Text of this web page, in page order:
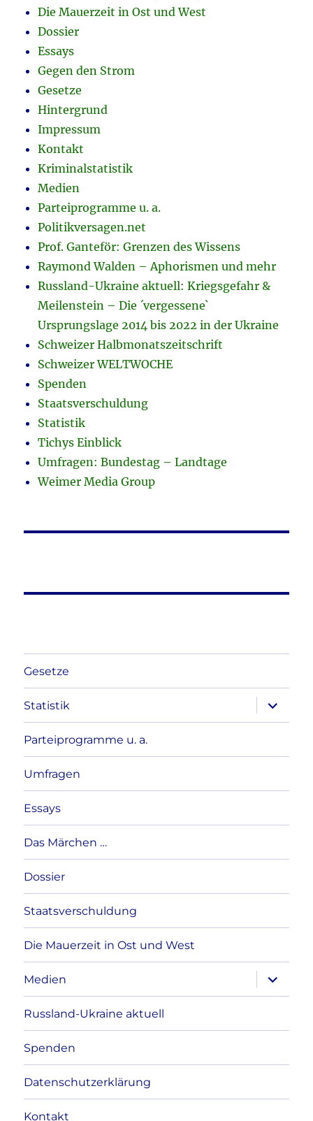
Die Mauerzeit in Ost und West
Dossier
Essays
Gegen den Strom
Gesetze
Hintergrund
Impressum
Kontakt
Kriminalstatistik
Medien
Parteiprogramme u. a.
Politikversagen.net
Prof. Ganteför: Grenzen des Wissens
Raymond Walden – Aphorismen und mehr
Russland-Ukraine aktuell: Kriegsgefahr &
Meilenstein – Die ´vergessene`
Ursprungslage 2014 bis 2022 in der Ukraine
Schweizer Halbmonatszeitschrift
Schweizer WELTWOCHE
Spenden
Staatsverschuldung
Statistik
Tichys Einblick
Umfragen: Bundestag – Landtage
Weimer Media Group
Gesetze
Statistik
anzeigen
Parteiprogramme u. a.
Umfragen
Essays
Das Märchen …
Dossier
Staatsverschuldung
Die Mauerzeit in Ost und West
Medien
anzeigen
Russland-Ukraine aktuell
Spenden
Datenschutzerklärung
Kontakt